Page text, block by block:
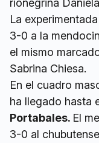
rionegrina
La
3-0 a la
el mismo
Sabrina Chiesa.
En el cuadro
ha llegado hasta
Portabales. El
3-0 al